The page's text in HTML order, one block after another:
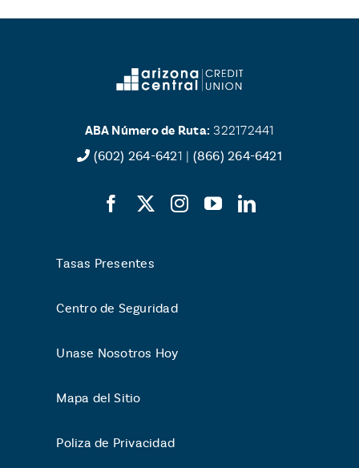
ABA Número de Ruta: 322172441
(602) 264-6421 | (866) 264-6421
Tasas Presentes
Centro de Seguridad
Unase Nosotros Hoy
Mapa del Sitio
Poliza de Privacidad